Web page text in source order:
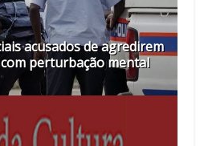
acusados de agredirem
perturbação mental